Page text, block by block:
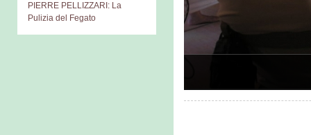
PIERRE PELLIZZARI: La
Pulizia del Fegato